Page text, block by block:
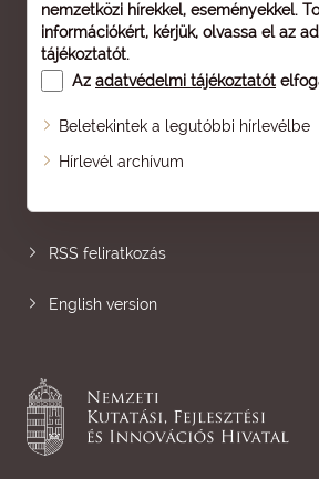
nemzetközi hírekkel, eseményekkel.
információkért, kérjük, olvassa el az
tájékoztatót.
Az adatvédelmi tájékoztatót
Beletekintek a legutóbbi hírlevélbe
Hírlevél archívum
Oldaltérkép
RSS feliratkozás
English version